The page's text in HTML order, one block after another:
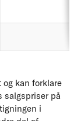
og kan forklare
salgspriser på
i